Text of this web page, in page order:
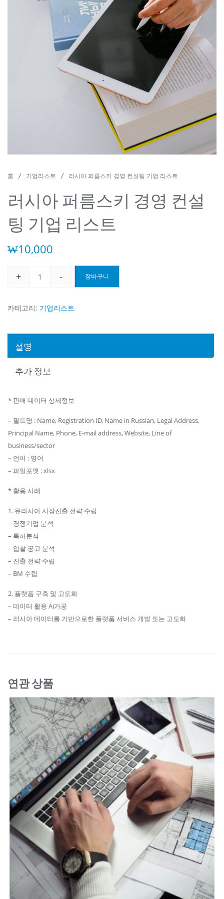
홈 / 기업리스트 / 러시아 퍼름스키 경영 컨설팅 기업 리스트
러시아 퍼름스키 경영 컨설
팅 기업 리스트
₩10,000
+
아
름
키
팅
기
업
리
스
수
량
- 장바구니
카테고리: 기업리스트
설명
추가 정보
* 판매 데이터 상세정보
– 필드명 : Name, Registration ID, Name in Russian, Legal Address,
Principal Name, Phone, E-mail address, Website, Line of
business/sector
– 언어 : 영어
– 파일포맷 : xlsx
* 활용 사례
1. 유라시아 시장진출 전략 수립
– 경쟁기업 분석
– 특허분석
– 입찰 공고 분석
– 진출 전략 수립
– BM 수립
2. 플랫폼 구축 및 고도화
– 데이터 활용 Ai가공
– 러시아 데이터를 기반으로한 플랫폼 서비스 개발 또는 고도화
연관 상품